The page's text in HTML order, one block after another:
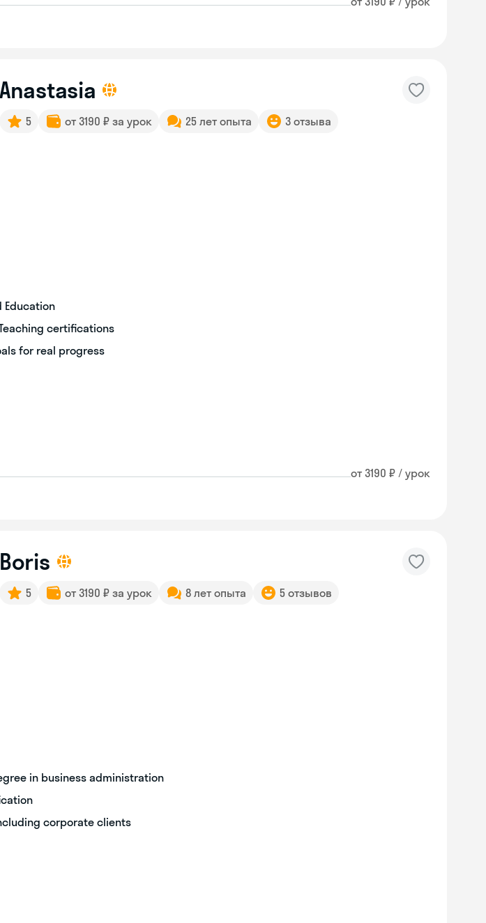
Anastasia
5 от 3190 ₽ за урок 25 лет опыта 3 отзыва
Education
Teaching certifications
for real progress
от 3190 ₽ / урок
Boris
5 от 3190 ₽ за урок 8 лет опыта 5 отзывов
in business administration
corporate clients